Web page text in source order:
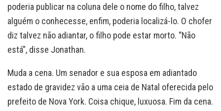
poderia publicar na coluna dele o nome do filho, talvez
alguém o conhecesse, enfim, poderia localizá-lo. O chofer
diz talvez não adiantar, o filho pode estar morto. “Não
está”, disse Jonathan.
Muda a cena. Um senador e sua esposa em adiantado
estado de gravidez vão a uma ceia de Natal oferecida pelo
prefeito de Nova York. Coisa chique, luxuosa. Fim da cena.